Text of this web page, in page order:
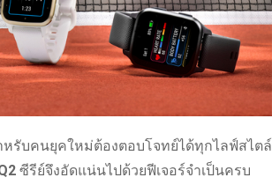
หรับคนยุคใหม่ต้องตอบโจทย์ได้ทุกไลฟ์สไตล์
ซีรีย์จึงอัดแน่นไปด้วยฟีเจอร์จำเป็นครบ